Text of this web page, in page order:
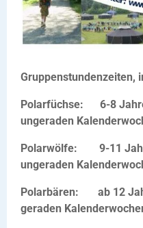
Gruppenstundenzeiten,
Polarfüchse: 6-8
ungeraden
Polarwölfe: 9-11
ungeraden
Polarbären: ab 12
geraden